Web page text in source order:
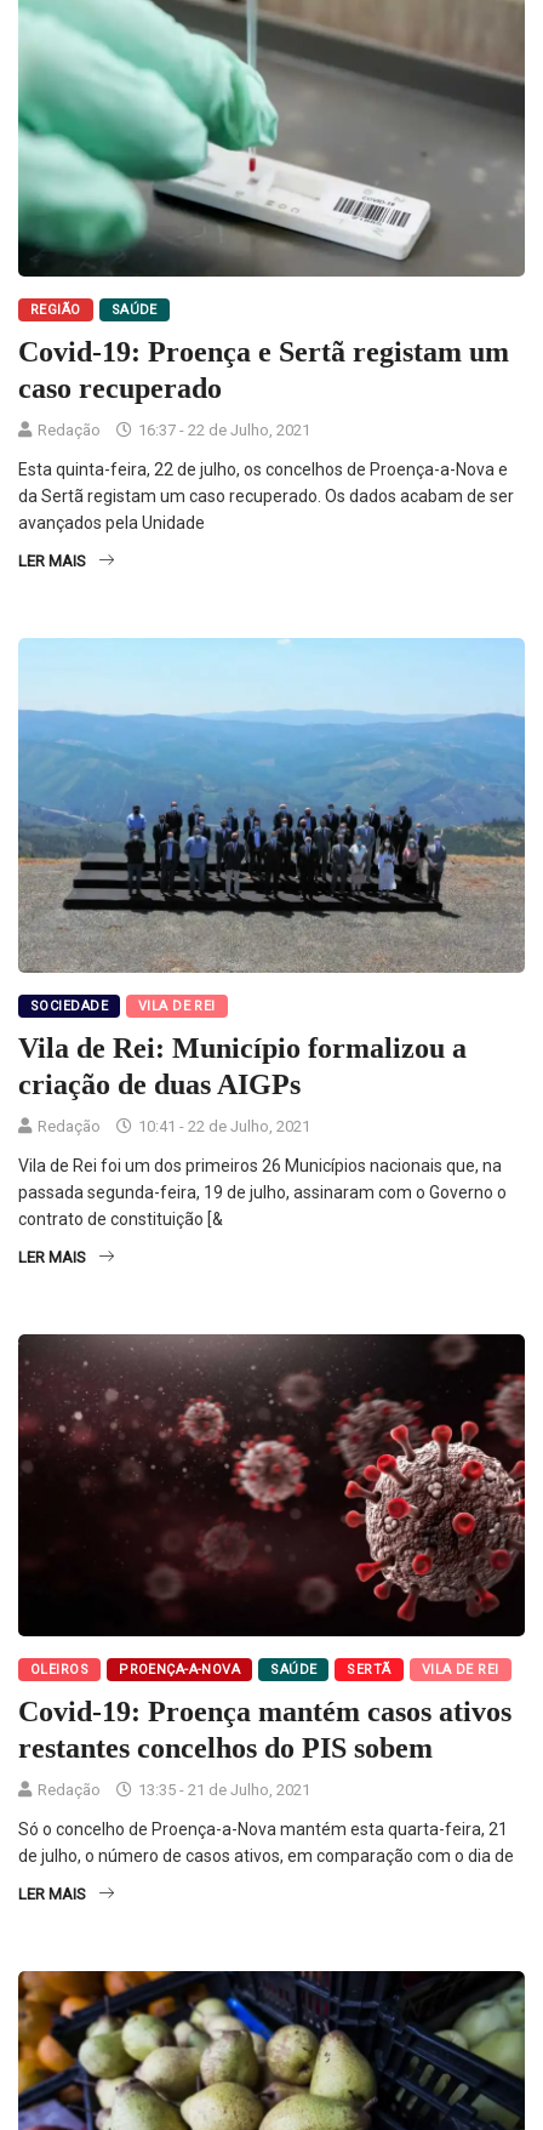
REGIÃO SAÚDE
Covid-19: Proença e Sertã registam um
caso recuperado
Redação 16:37 - 22 de Julho, 2021
Esta quinta-feira, 22 de julho, os concelhos de Proença-a-Nova e
da Sertã registam um caso recuperado. Os dados acabam de ser
avançados pela Unidade
LER MAIS
SOCIEDADE VILA DE REI
Vila de Rei: Município formalizou a
criação de duas AIGPs
Redação 10:41 - 22 de Julho, 2021
Vila de Rei foi um dos primeiros 26 Municípios nacionais que, na
passada segunda-feira, 19 de julho, assinaram com o Governo o
contrato de constituição [&
LER MAIS
OLEIROS PROENÇA-A-NOVA SAÚDE SERTÃ VILA DE REI
Covid-19: Proença mantém casos ativos
restantes concelhos do PIS sobem
Redação 13:35 - 21 de Julho, 2021
Só o concelho de Proença-a-Nova mantém esta quarta-feira, 21
de julho, o número de casos ativos, em comparação com o dia de
LER MAIS